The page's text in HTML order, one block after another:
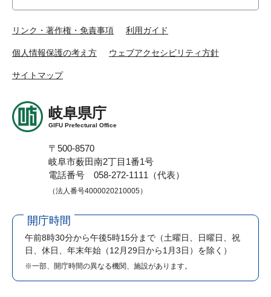
リンク・著作権・免責事項 利用ガイド
個人情報保護の考え方 ウェブアクセシビリティ方針
サイトマップ
岐阜県庁
GIFU Prefectural Office
〒500-8570
岐阜市薮田南2丁目1番1号
電話番号 058-272-1111（代表）
（法人番号4000020210005）
開庁時間
午前8時30分から午後5時15分まで （土曜日、日曜日、祝
日、休日、年末年始（12月29日から1月3日）を除く）
※一部、開庁時間の異なる機関、施設があります。